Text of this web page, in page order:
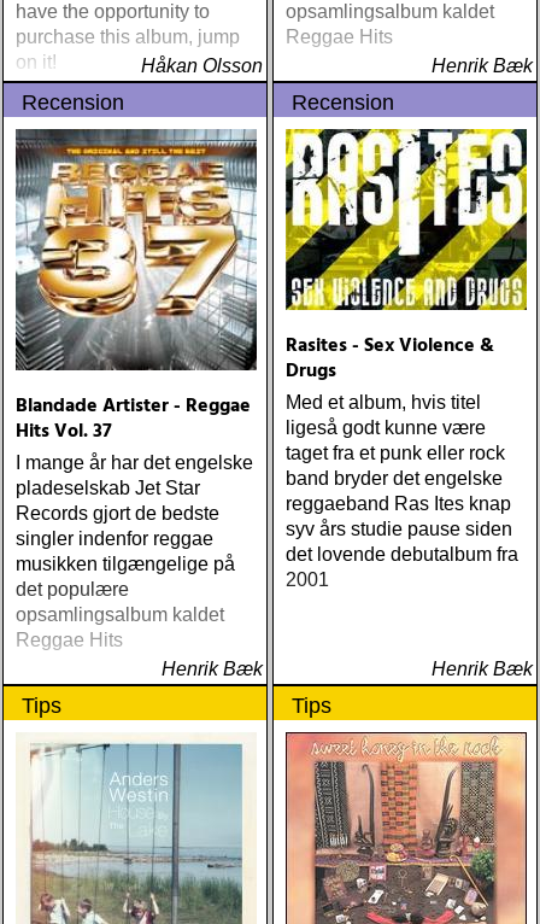
have the opportunity to
purchase this album, jump
on it!
Håkan Olsson
opsamlingsalbum kaldet
Reggae Hits
Henrik Bæk
Recension
Blandade Artister - Reggae
Hits Vol. 37
I mange år har det engelske
pladeselskab Jet Star
Records gjort de bedste
singler indenfor reggae
musikken tilgængelige på
det populære
opsamlingsalbum kaldet
Reggae Hits
Henrik Bæk
Recension
Rasites - Sex Violence &
Drugs
Med et album, hvis titel
ligeså godt kunne være
taget fra et punk eller rock
band bryder det engelske
reggaeband Ras Ites knap
syv års studie pause siden
det lovende debutalbum fra
2001
Henrik Bæk
Tips Tips